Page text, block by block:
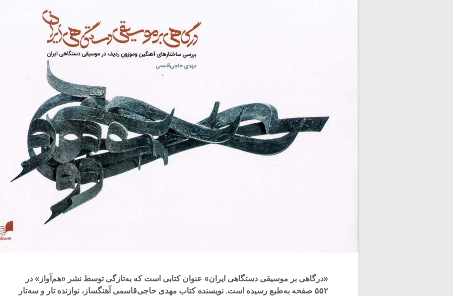
«درگاهی بر موسیقی دستگاهی ایران» عنوان کتابی است که به‌تازگی توسط نشر «هم‌آواز» در
۵۵۲ صفحه به‌طبع رسیده است. نویسنده کتاب مهدی حاجی‌قاسمی آهنگساز، نوازنده تار و سه‌تار